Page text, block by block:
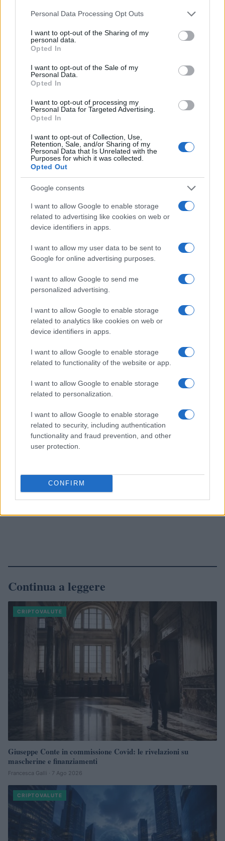
Please note that this website/app uses one or more Google
not limited to your visit or usage behaviour. You may click to
grant or deny consent to Google and its third-party tags to
use your data for below specified purposes in below Google
consent section.
Personal Data Processing Opt Outs
I want to opt-out of the Sharing of my
personal data.
Opted In
I want to opt-out of the Sale of my
Personal Data.
Opted In
I want to opt-out of processing my
Personal Data for Targeted Advertising.
Opted In
I want to opt-out of Collection, Use,
Retention, Sale, and/or Sharing of my
Personal Data that Is Unrelated with the
Purposes for which it was collected.
Opted Out
Google consents
I want to allow Google to enable storage
related to advertising like cookies on web or
device identifiers in apps.
I want to allow my user data to be sent to
Google for online advertising purposes.
I want to allow Google to send me
personalized advertising.
I want to allow Google to enable storage
related to analytics like cookies on web or
device identifiers in apps.
I want to allow Google to enable storage
related to functionality of the website or app.
I want to allow Google to enable storage
related to personalization.
I want to allow Google to enable storage
related to security, including authentication
functionality and fraud prevention, and other
user protection.
CONFIRM
questo, emittenti ed exchange dovrebbero mantenere
stress testsu liquidità e sicurezza, mentre gli investitori
dovrebbero considerare scenari di perdita parziale o totale
verifica indipendente delle informazioni chiave.
processi tracciabili e utenti informati. L’efficacia di MiCA
cresce quando gli obblighi diventano prassi quotidiana:
documentare, controllare, spiegare. In questo quadro, la
qualità dell’informativa e della custodia diventa il vero
vantaggio competitivo, mentre per l’investitore il valore
sta nella capacità di selezionare, comprendere e mantenere
disciplina nel tempo.
Francesca Spadaro
Francesca Spadaro ha ricostruito una catena
di investimenti veronese partendo dai bilanci
depositati alla Camera di Commercio; è
analista finanziaria che coordina dossier su
PMI e mercati. Laureata in economia, collabora
con camerali locali e cura newsletter
economiche territoriali.
Continua a leggere
CRIPTOVALUTE
Giuseppe Conte in commissione Covid: le rivelazioni su
mascherine e finanziamenti
Francesca Galli · 7 Ago 2026
CRIPTOVALUTE